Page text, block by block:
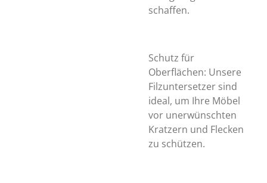
schaffen.
Schutz für
Oberflächen: Unsere
Filzuntersetzer sind
ideal, um Ihre Möbel
vor unerwünschten
Kratzern und Flecken
zu schützen.